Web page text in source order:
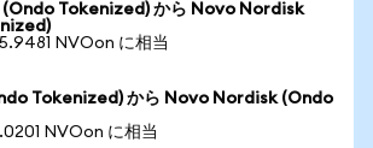
(Ondo Tokenized) から Novo Nordisk
NVOon に相当
Tokenized) から Novo Nordisk (Ondo
NVOon に相当